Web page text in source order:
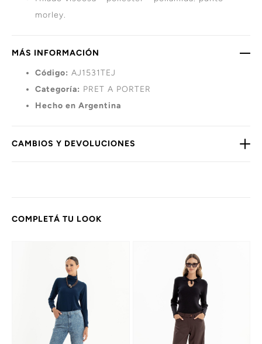
morley.
MÁS INFORMACIÓN
Código: AJ1531TEJ
Categoría: PRET A PORTER
Hecho en Argentina
CAMBIOS Y DEVOLUCIONES
COMPLETÁ TU LOOK